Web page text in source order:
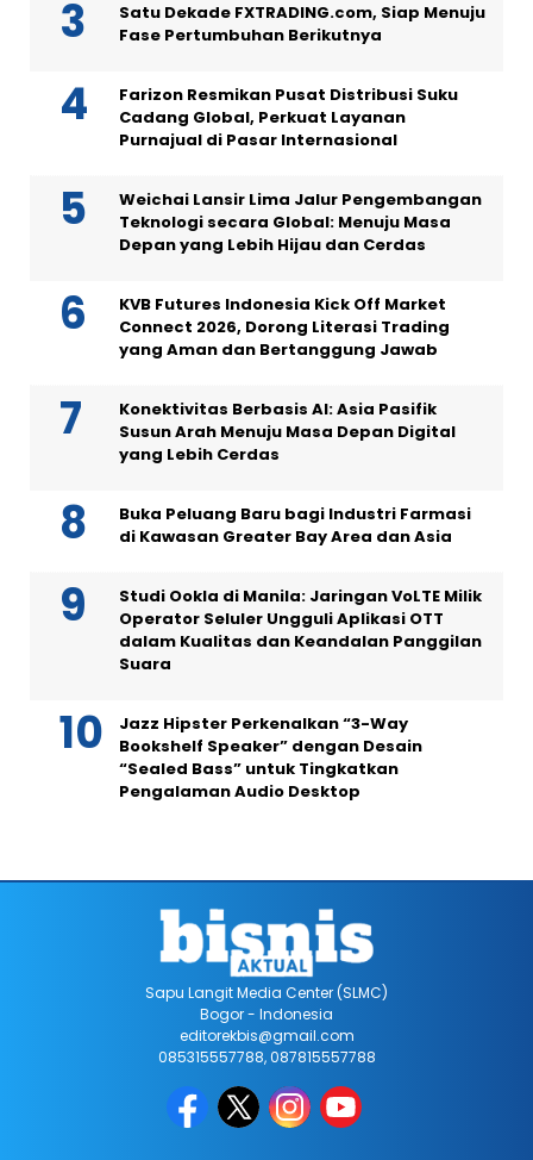
Satu Dekade FXTRADING.com, Siap Menuju
Fase Pertumbuhan Berikutnya
Farizon Resmikan Pusat Distribusi Suku
Cadang Global, Perkuat Layanan
Purnajual di Pasar Internasional
Weichai Lansir Lima Jalur Pengembangan
Teknologi secara Global: Menuju Masa
Depan yang Lebih Hijau dan Cerdas
KVB Futures Indonesia Kick Off Market
Connect 2026, Dorong Literasi Trading
yang Aman dan Bertanggung Jawab
Konektivitas Berbasis AI: Asia Pasifik
Susun Arah Menuju Masa Depan Digital
yang Lebih Cerdas
Buka Peluang Baru bagi Industri Farmasi
di Kawasan Greater Bay Area dan Asia
Studi Ookla di Manila: Jaringan VoLTE Milik
Operator Seluler Ungguli Aplikasi OTT
dalam Kualitas dan Keandalan Panggilan
Suara
Jazz Hipster Perkenalkan “3-Way
Bookshelf Speaker” dengan Desain
“Sealed Bass” untuk Tingkatkan
Pengalaman Audio Desktop
Sapu Langit Media Center (SLMC)
Bogor - Indonesia
editorekbis@gmail.com
085315557788, 087815557788